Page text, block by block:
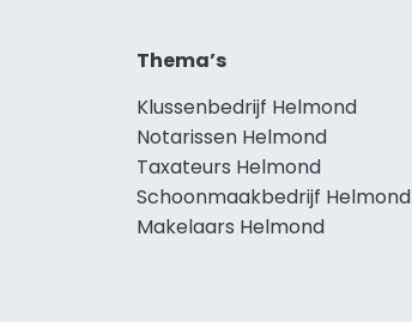
Thema’s
Klussenbedrijf Helmond
Notarissen Helmond
Taxateurs Helmond
Schoonmaakbedrijf Helmond
Makelaars Helmond